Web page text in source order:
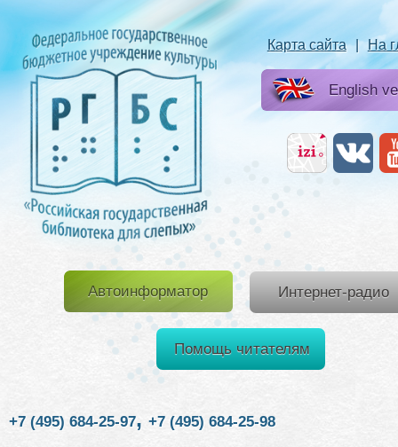
Карта сайта | На
English
Автоинформатор Интернет-радио
Помощь читателям
+7 (495) 684-25-97, +7 (495) 684-25-98